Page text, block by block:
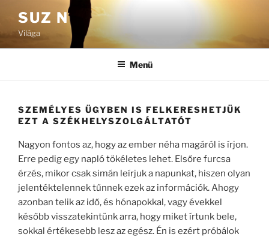
SUZ N
Világa
Menü
SZEMÉLYES ÜGYBEN IS FELKERESHETJÜK
EZT A SZÉKHELYSZOLGÁLTATÓT
Nagyon fontos az, hogy az ember néha magáról is írjon.
Erre pedig egy napló tökéletes lehet. Elsőre furcsa
érzés, mikor csak simán leírjuk a napunkat, hiszen olyan
jelentéktelennek tűnnek ezek az információk. Ahogy
azonban telik az idő, és hónapokkal, vagy évekkel
később visszatekintünk arra, hogy miket írtunk bele,
sokkal értékesebb lesz az egész. Én is ezért próbálok